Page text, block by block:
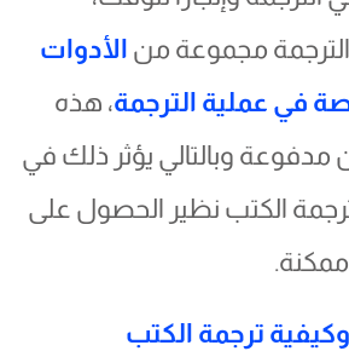
مجموعة منالأدوات
في عملية الترجمة، هذه
مدفوعة وبالتالي يؤثر ذلك في
الكتب نظير الحصول على
ترجمة الكتب